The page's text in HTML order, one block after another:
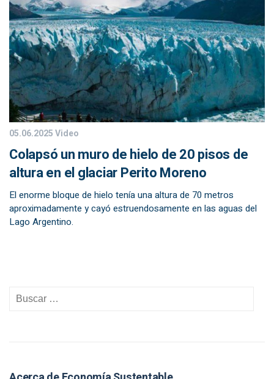
05.06.2025Video
Colapsó un muro de hielo de 20 pisos de
altura en el glaciar Perito Moreno
El enorme bloque de hielo tenía una altura de 70 metros
aproximadamente y cayó estruendosamente en las aguas del
Lago Argentino.